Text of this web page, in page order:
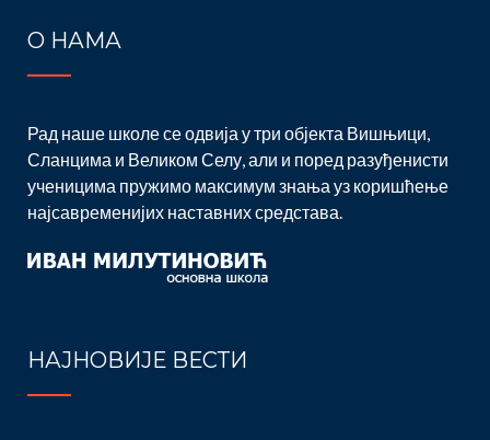
О НАМА
Рад наше школе се одвија у три објекта Вишњици,
Сланцима и Великом Селу, али и поред разуђенисти
ученицима пружимо максимум знања уз коришћење
најсавременијих наставних средстава.
НАЈНОВИЈЕ ВЕСТИ